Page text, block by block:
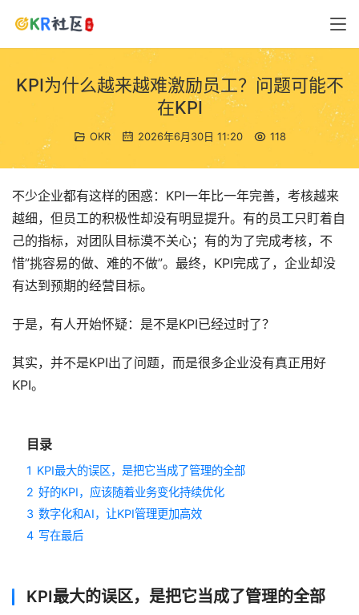
KPI为什么越来越难激励员工？问题可能不
在KPI
OKR 2026年6月30日 11:20 118
不少企业都有这样的困惑：KPI一年比一年完善，考核越来
越细，但员工的积极性却没有明显提升。有的员工只盯着自
己的指标，对团队目标漠不关心；有的为了完成考核，不
惜”挑容易的做、难的不做”。最终，KPI完成了，企业却没
有达到预期的经营目标。
于是，有人开始怀疑：是不是KPI已经过时了？
其实，并不是KPI出了问题，而是很多企业没有真正用好
KPI。
目录
1 KPI最大的误区，是把它当成了管理的全部
2 好的KPI，应该随着业务变化持续优化
3 数字化和AI，让KPI管理更加高效
4 写在最后
KPI最大的误区，是把它当成了管理的全部